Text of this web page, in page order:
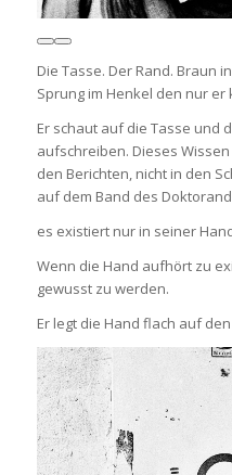
Die Tasse. Der Rand. Braun
Sprung im Henkel den nur er
Er schaut auf die Tasse und
aufschreiben. Dieses
den Berichten, nicht in den
auf dem Band des
es existiert nur in seiner
Wenn die Hand aufhört zu
gewusst zu werden.
Er legt die Hand flach auf den